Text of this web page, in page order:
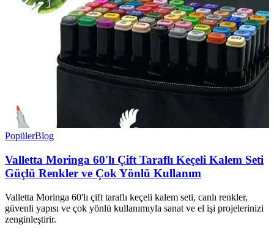
PopülerBlog
Valletta Moringa 60'lı Çift Taraflı Keçeli Kalem Seti
Güçlü Renkler ve Çok Yönlü Kullanım
Valletta Moringa 60'lı çift taraflı keçeli kalem seti, canlı renkler,
güvenli yapısı ve çok yönlü kullanımıyla sanat ve el işi projelerinizi
zenginleştirir.